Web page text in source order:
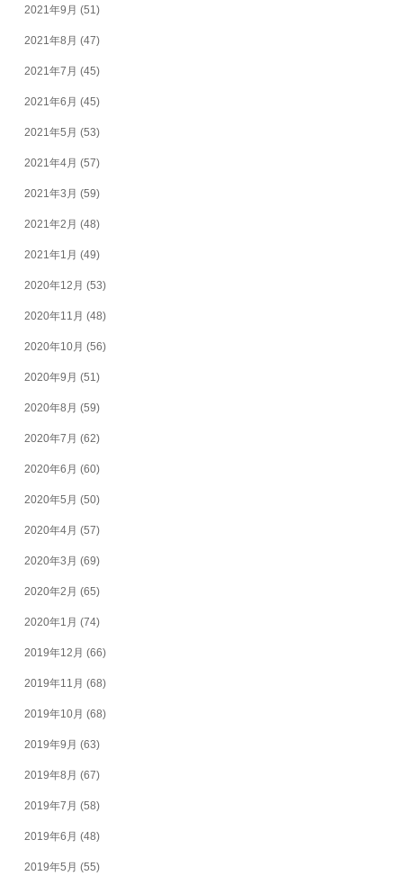
2021年9月 (51)
2021年8月 (47)
2021年7月 (45)
2021年6月 (45)
2021年5月 (53)
2021年4月 (57)
2021年3月 (59)
2021年2月 (48)
2021年1月 (49)
2020年12月 (53)
2020年11月 (48)
2020年10月 (56)
2020年9月 (51)
2020年8月 (59)
2020年7月 (62)
2020年6月 (60)
2020年5月 (50)
2020年4月 (57)
2020年3月 (69)
2020年2月 (65)
2020年1月 (74)
2019年12月 (66)
2019年11月 (68)
2019年10月 (68)
2019年9月 (63)
2019年8月 (67)
2019年7月 (58)
2019年6月 (48)
2019年5月 (55)